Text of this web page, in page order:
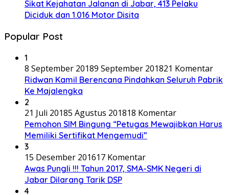
Sikat Kejahatan Jalanan di Jabar, 413 Pelaku
Diciduk dan 1.016 Motor Disita
Popular Post
1
8 September 20189 September 201821 Komentar
Ridwan Kamil Berencana Pindahkan Seluruh Pabrik
Ke Majalengka
2
21 Juli 20185 Agustus 201818 Komentar
Pemohon SIM Bingung “Petugas Mewajibkan Harus
Memiliki Sertifikat Mengemudi”
3
15 Desember 201617 Komentar
Awas Pungli !!! Tahun 2017, SMA-SMK Negeri di
Jabar Dilarang Tarik DSP
4